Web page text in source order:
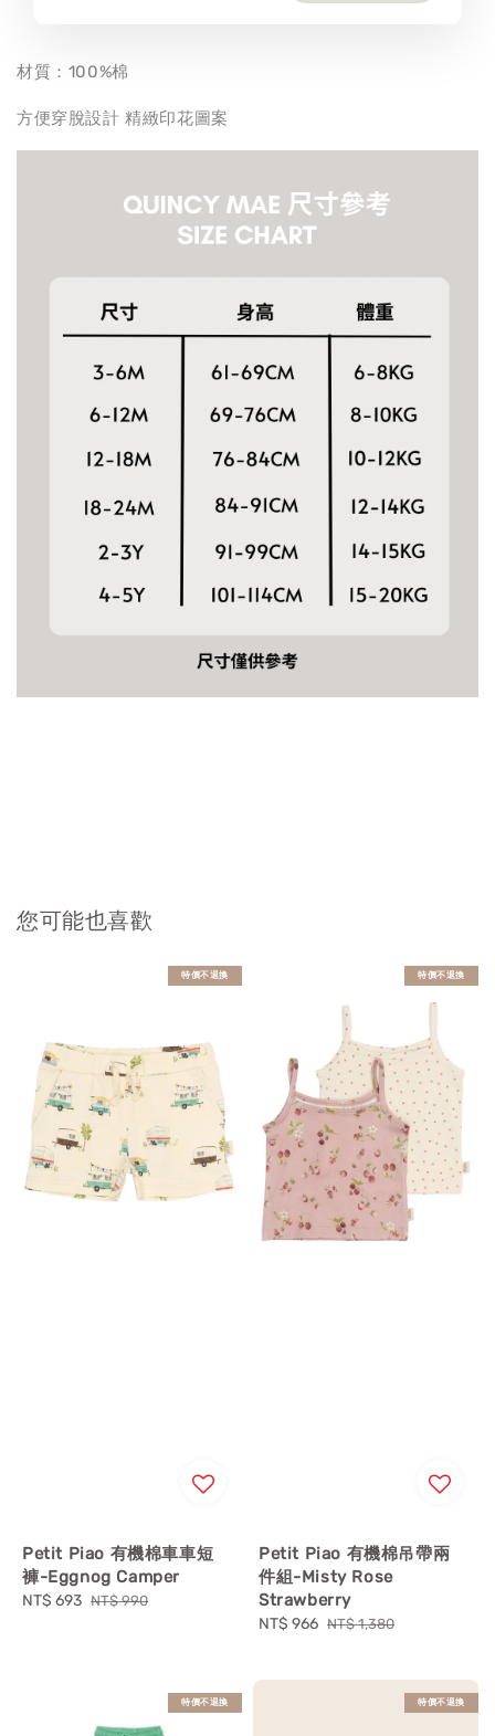
材質：100%棉
方便穿脫設計 精緻印花圖案
您可能也喜歡
特價不退換
Petit Piao 有機棉車車短
褲-Eggnog Camper
Sale
NT$ 693 Regular
NT$ 990
特價不退換
Petit Piao 有機棉吊帶兩
件組-Misty Rose
Strawberry
Sale
NT$ 966 Regular
NT$ 1,380
特價不退換 特價不退換